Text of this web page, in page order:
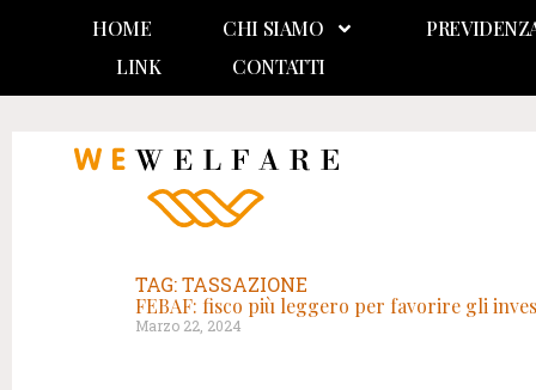
HOME CHI SIAMO
LINK
CONTATTI
TAG: TASSAZIONE
FEBAF: fisco più leggero per favorire gli
Marzo 22, 2024